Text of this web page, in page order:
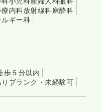
内科放射線科麻酔科
ルギー科
歩５分以内
ブランク・未経験可